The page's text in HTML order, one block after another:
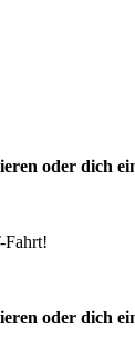
oder dich
Fahrt!
oder dich